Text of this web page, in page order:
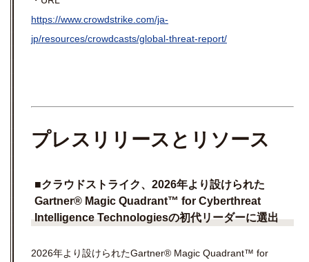
https://www.crowdstrike.com/ja-
jp/resources/crowdcasts/global-threat-report/
プレスリリースとリソース
■クラウドストライク、 2026年より設けられた
Gartner® Magic Quadrant™ for Cyberthreat
Intelligence Technologiesの初代リーダーに選出
2026年より設けられたGartner® Magic Quadrant™ for